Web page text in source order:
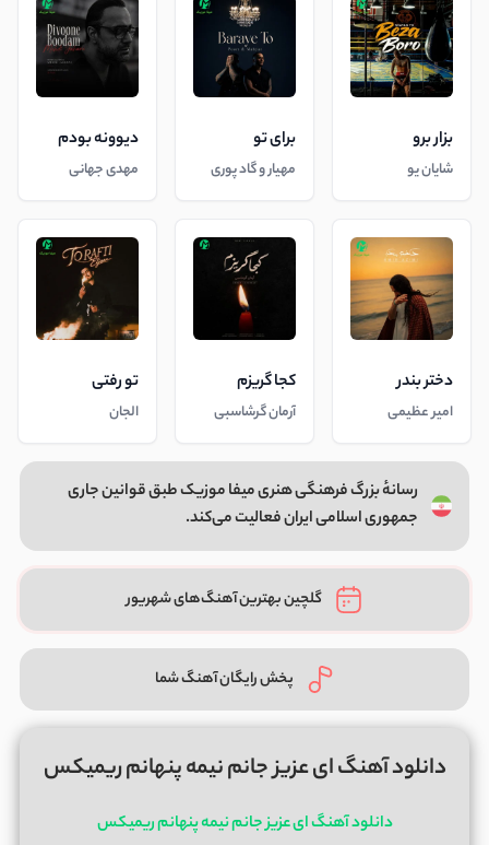
بزار برو
شایان یو
برای تو
مهیار و گاد پوری
دیوونه بودم
مهدی جهانی
دختر بندر
امیر عظیمی
کجا گریزم
آرمان گرشاسبی
تو رفتی
الجان
رسانهٔ بزرگ فرهنگی هنری میفا موزیک طبق قوانین جاری
جمهوری اسلامی ایران فعالیت می‌کند.
گلچین بهترین آهنگ‌های شهریور
پخش رایگان آهنگ شما
دانلود آهنگ ای عزیز جانم نیمه پنهانم ریمیکس
دانلود آهنگ ای عزیز جانم نیمه پنهانم ریمیکس